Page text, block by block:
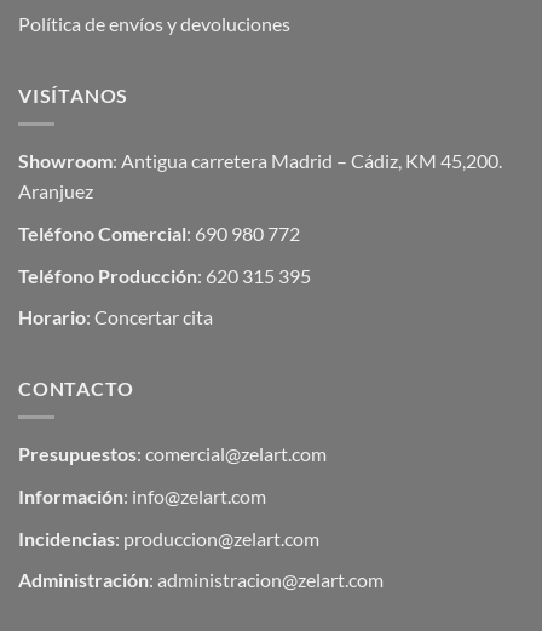
Política de envíos y devoluciones
VISÍTANOS
Showroom: Antigua carretera Madrid – Cádiz, KM 45,200.
Aranjuez
Teléfono Comercial: 690 980 772
Teléfono Producción: 620 315 395
Horario: Concertar cita
CONTACTO
Presupuestos: comercial@zelart.com
Información: info@zelart.com
Incidencias: produccion@zelart.com
Administración: administracion@zelart.com